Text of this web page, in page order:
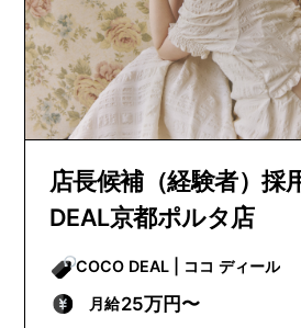
店長候補（経験者）採
DEAL京都ポルタ店
COCO DEAL | ココ ディール
月給25万円〜